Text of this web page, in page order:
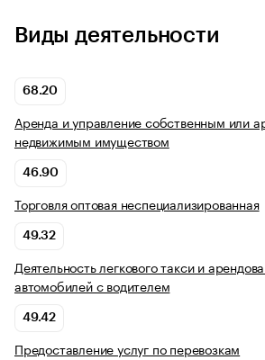
Виды деятельности
68.20
Аренда и управление собственным или
недвижимым имуществом
46.90
Торговля оптовая неспециализированная
49.32
Деятельность легкового такси и
автомобилей с водителем
49.42
Предоставление услуг по перевозкам